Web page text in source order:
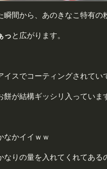
瞬間から、あのきなこ特有の
っと広がります。
イスでコーティングされてい
餅が結構ギッシリ入っていま
なかイイｗｗ
なりの量を入れてくれてある